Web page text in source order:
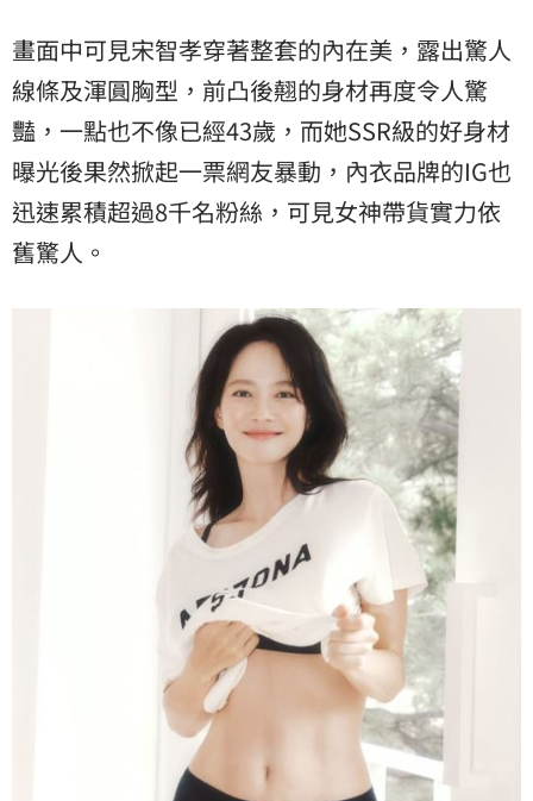
畫面中可見宋智孝穿著整套的內在美，露出驚人
線條及渾圓胸型，前凸後翹的身材再度令人驚
豔，一點也不像已經43歲，而她SSR級的好身材
曝光後果然掀起一票網友暴動，內衣品牌的IG也
迅速累積超過8千名粉絲，可見女神帶貨實力依
舊驚人。